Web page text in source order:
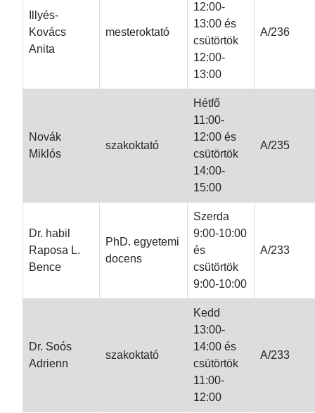
Illyés-
Kovács
Anita
mesteroktató
12:00-
13:00 és
csütörtök
12:00-
13:00
A/236
Novák
Miklós
szakoktató
Hétfő
11:00-
12:00 és
csütörtök
14:00-
15:00
A/235
Dr. habil
Raposa L.
Bence
PhD. egyetemi
docens
Szerda
9:00-10:00
és
csütörtök
9:00-10:00
A/233
Dr. Soós
Adrienn
szakoktató
Kedd
13:00-
14:00 és
csütörtök
11:00-
12:00
A/233